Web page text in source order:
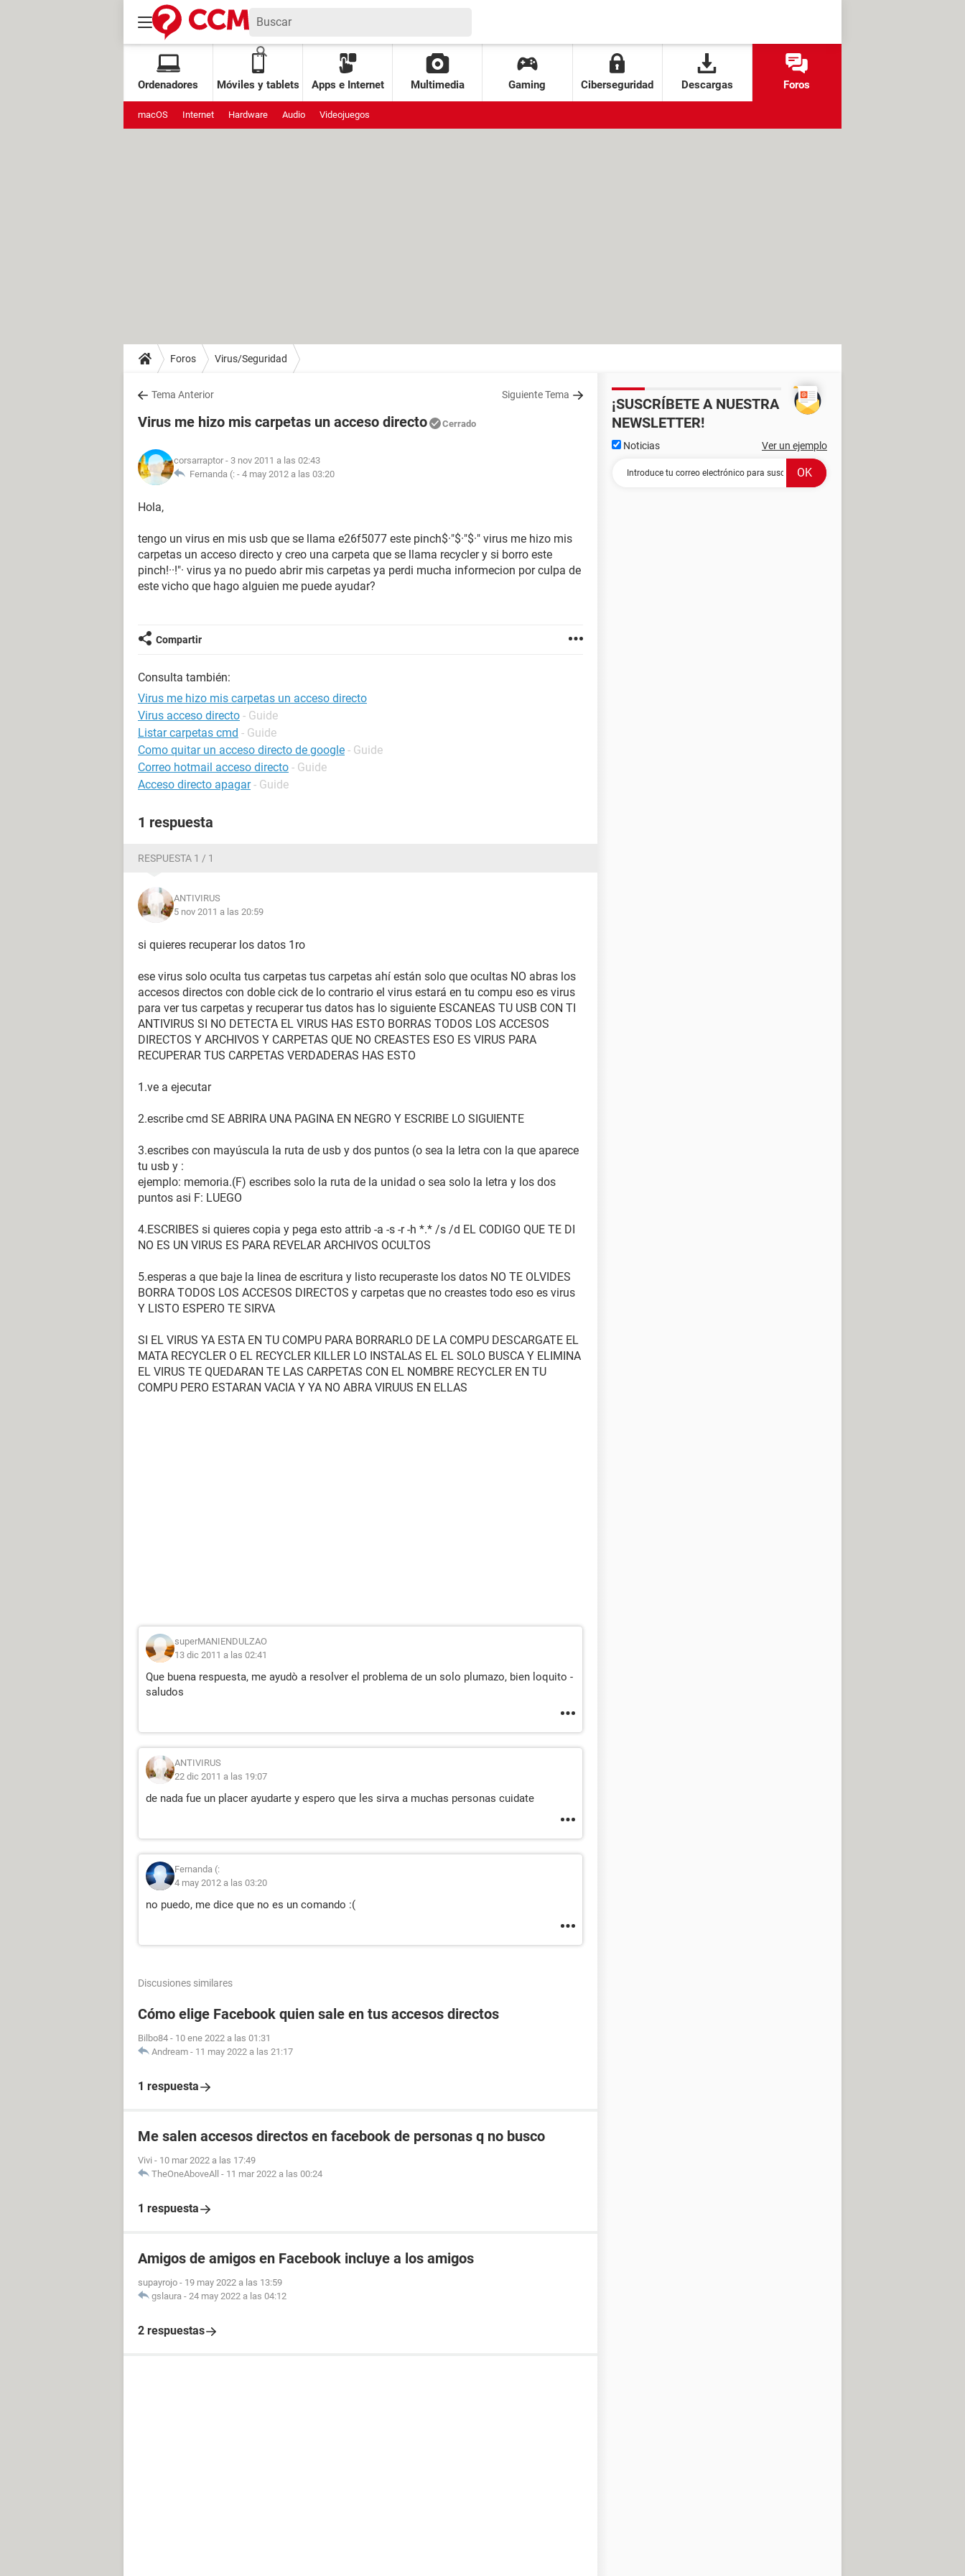
Ordenadores Móviles y tablets Apps e Internet Multimedia Gaming Ciberseguridad Descargas Foros
macOS Internet Hardware Audio Videojuegos
Foros Virus/Seguridad
Tema Anterior Siguiente Tema
Virus me hizo mis carpetas un acceso directo Cerrado
corsarraptor - 3 nov 2011 a las 02:43
Fernanda (: - 4 may 2012 a las 03:20
Hola,
tengo un virus en mis usb que se llama e26f5077 este pinch$·"$·"$·" virus me hizo mis
carpetas un acceso directo y creo una carpeta que se llama recycler y si borro este
pinch!··!"· virus ya no puedo abrir mis carpetas ya perdi mucha informecion por culpa de
este vicho que hago alguien me puede ayudar?
Compartir
Consulta también:
Virus me hizo mis carpetas un acceso directo
Virus acceso directo - Guide
Listar carpetas cmd - Guide
Como quitar un acceso directo de google - Guide
Correo hotmail acceso directo - Guide
Acceso directo apagar - Guide
1 respuesta
RESPUESTA 1 / 1
ANTIVIRUS
5 nov 2011 a las 20:59
si quieres recuperar los datos 1ro
ese virus solo oculta tus carpetas tus carpetas ahí están solo que ocultas NO abras los
accesos directos con doble cick de lo contrario el virus estará en tu compu eso es virus
para ver tus carpetas y recuperar tus datos has lo siguiente ESCANEAS TU USB CON TI
ANTIVIRUS SI NO DETECTA EL VIRUS HAS ESTO BORRAS TODOS LOS ACCESOS
DIRECTOS Y ARCHIVOS Y CARPETAS QUE NO CREASTES ESO ES VIRUS PARA
RECUPERAR TUS CARPETAS VERDADERAS HAS ESTO
1.ve a ejecutar
2.escribe cmd SE ABRIRA UNA PAGINA EN NEGRO Y ESCRIBE LO SIGUIENTE
3.escribes con mayúscula la ruta de usb y dos puntos (o sea la letra con la que aparece
tu usb y :
ejemplo: memoria.(F) escribes solo la ruta de la unidad o sea solo la letra y los dos
puntos asi F: LUEGO
4.ESCRIBES si quieres copia y pega esto attrib -a -s -r -h *.* /s /d EL CODIGO QUE TE DI
NO ES UN VIRUS ES PARA REVELAR ARCHIVOS OCULTOS
5.esperas a que baje la linea de escritura y listo recuperaste los datos NO TE OLVIDES
BORRA TODOS LOS ACCESOS DIRECTOS y carpetas que no creastes todo eso es virus
Y LISTO ESPERO TE SIRVA
SI EL VIRUS YA ESTA EN TU COMPU PARA BORRARLO DE LA COMPU DESCARGATE EL
MATA RECYCLER O EL RECYCLER KILLER LO INSTALAS EL EL SOLO BUSCA Y ELIMINA
EL VIRUS TE QUEDARAN TE LAS CARPETAS CON EL NOMBRE RECYCLER EN TU
COMPU PERO ESTARAN VACIA Y YA NO ABRA VIRUUS EN ELLAS
superMANIENDULZAO
13 dic 2011 a las 02:41
Que buena respuesta, me ayudò a resolver el problema de un solo plumazo, bien loquito -
saludos
ANTIVIRUS
22 dic 2011 a las 19:07
de nada fue un placer ayudarte y espero que les sirva a muchas personas cuidate
Fernanda (:
4 may 2012 a las 03:20
no puedo, me dice que no es un comando :(
Discusiones similares
Cómo elige Facebook quien sale en tus accesos directos
Bilbo84 - 10 ene 2022 a las 01:31
Andream - 11 may 2022 a las 21:17
1 respuesta
Me salen accesos directos en facebook de personas q no busco
Vivi - 10 mar 2022 a las 17:49
TheOneAboveAll - 11 mar 2022 a las 00:24
1 respuesta
Amigos de amigos en Facebook incluye a los amigos
supayrojo - 19 may 2022 a las 13:59
gslaura - 24 may 2022 a las 04:12
2 respuestas
¡SUSCRÍBETE A NUESTRA
NEWSLETTER!
Noticias Ver un ejemplo